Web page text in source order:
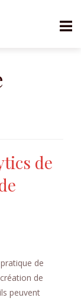
de
de
de
peuvent